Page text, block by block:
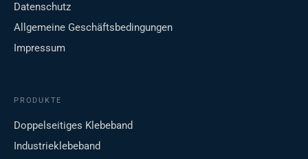
Datenschutz
Allgemeine Geschäftsbedingungen
Impressum
PRODUKTE
Doppelseitiges Klebeband
Industrieklebeband